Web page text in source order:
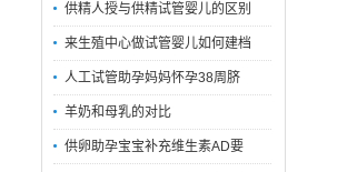
供精人授与供精试管婴儿的区别
来生殖中心做试管婴儿如何建档
人工试管助孕妈妈怀孕38周脐
羊奶和母乳的对比
供卵助孕宝宝补充维生素AD要